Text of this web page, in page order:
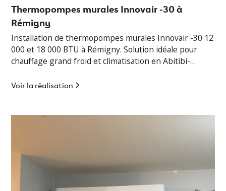
Thermopompes murales Innovair -30 à
Rémigny
Installation de thermopompes murales Innovair -30 12
000 et 18 000 BTU à Rémigny. Solution idéale pour
chauffage grand froid et climatisation en Abitibi-
Voir la réalisation